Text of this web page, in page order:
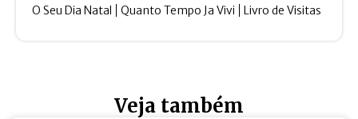
O Seu Dia Natal Quanto Tempo Ja Vivi Livro de Visitas
Veja também